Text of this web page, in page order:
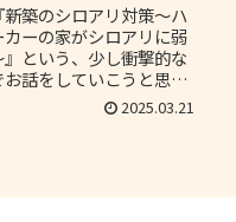
築のシロアリ対策〜ハ
カーの家がシロアリに弱
という、少し衝撃的な
話をしていこうと思い
メリット部分を補うため
知識を皆さんに共有する
2025.03.21